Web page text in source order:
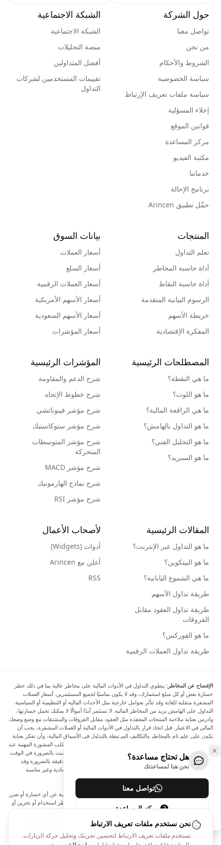
حول الشركة
تواصل معنا
من نحن
الشروط والأحكام
سياسة الخصوصية
سياسة ملفات تعريف الإرتباط
إخلاء المسؤلية
قوانين الموقع
مركز المساعدة
مكتبة الفيديو
خدماتنا
برنامج الإحالة
حمِّل تطبيق Arincen
الشبكة الاجتماعية
الشبكة الاجتماعية
منصة التحليلات
أفضل المتداولين
تقييمات المستخدمين لشركات
التداول
المنتجات
تعلم التداول
أداة حاسبة المخاطر
أداة حاسبة النقاط
الرسوم البيانية المتقدمة
خريطة الأسهم
المفكرة الإقتصادية
بيانات السوق
أسعار العملات
أسعار السلع
أسعار العملات الرقمية
أسعار الأسهم الأمريكية
أسعار الأسهم السعودية
أسعار المؤشرات
المصطلحات الرئيسية
ما هي النقطة؟
ما هو اللوت؟
ما هي الرافعة المالية؟
ما هو التداول بالهامش؟
ما هو التحليل الفني؟
ما هو السبريد؟
المؤشرات الرئيسية
شرح الدعم والمقاومة
شرح خطوط الإتجاه
شرح مؤشر فيبوناتشي
شرح مؤشر ستوكاستيك
شرح مؤشر المتوسطات
المتحركة
شرح مؤشر MACD
شرح نماذج الهارمونيك
شرح مؤشر RSI
المقالات الرئيسية
ما هو التداول عبر الإنترنت؟
ما هو البيتكوين؟
ما هي الشموع اليابانية؟
طريقة تداول الأسهم
طريقة تداول العقود مقابل
الفروقات
ما هو الفوركس؟
طريقة تداول العملات الرقمية
لأصحاب الأعمال
أدوات (Widgets)
أعلن مع Arincen
RSS
الإفصاح عن المخاطر: ينطوي التداول في الأدوات المالية على مخاطر عالية بما في ذلك خطر
خسارة بعض أو كل مبلغ استثمارك، وقد لا يكون مناسبًا لجميع المستثمرين. أسعار العملات
المشفرة متقلبة للغاية وقد تتأثر بعوامل خارجية مثل الأحداث المالية أو التنظيمية أو السياسية.
التداول على الهامش يزيد من المخاطر المالية. لا تستثمر أبدًا أموالًا لا يمكنك تحمل خسارتها،
وادرس بعناية ملاءمة المنتجات المعقدة مثل العقود مقابل الفروقات والمشتقات مع وضع وضعك
المالي في الاعتبار. قبل اتخاذ قرار بالتداول في الأدوات المالية أو العملات المشفرة، يجب أن
تكون على علم تام بالمخاطر والتكاليف المرتبطة بالتداول في الأسواق المالية، وأن تفكر بعناية
في أهدافك الاستثمارية ومستوى خبرتك ورغبتك في المخاطرة، وأن تطلب المشورة المهنية عند
الحاجة. تود Arincen أن تذكرك بأن البيانات الواردة في هذا الموقع ليست بالضرورة في الوقت
الفعلي وليست دقيقة. البيانات والأسعار الموجودة على الموقع ليست دقيقة بالضرورة وقد
تختلف عن السعر الفعلي في أي سوق معينة، مما يعني أن الأسعار إرشادية وغير مناسبة
لأغراض التداول.
لن يتحمل Arincen وأي مزود للبيانات الواردة في هذا الموقع المسؤولية عن أي خسارة أو ضرر
نتيجة لتداولك، أو اعتمادك على المعلومات الواردة في هذا الموقع. يحظر استخدام أو تخزين أو
إعادة إنتاج أو عرض أو تعديل أو نقل أو توزيع البيانات الموجودة في هذا الموقع دون الحصول
على إذن كتابي صريح مسبق من Arincen و/أو مزود البيانات. جميع حقوق الملكية الفكرية
محفوظة من قبل مقدمي الخدمة و/أو البورصة التي تقدم البيانات الواردة في هذا الموقع. قد
يتم تعويض Arincen من قبل المعلنين الذين يظهرون على الموقع، بناءً على تفاعلك مع
هل تحتاج مساعدة؟
نحن هنا لمساعدتك
تواصل معنا
مركز المساعدة
نحن نستخدم ملفات تعريف الارتباط
نستخدم ملفات تعريف الارتباط لتحسين تجربتك وتحليل حركة الزيارات.